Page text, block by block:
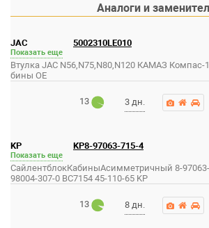
Аналоги и
JAC
Показать еще
5002310LE010
Втулка JAC N56,N75,N80,N120 КАМАЗ
бины OE
13 3 дн.
KP
Показать еще
KP8-97063-715-4
СайлентблокКабиныАсимметричный 8-
98004-307-0 BC7154 45-110-65 KP
13 8 дн.